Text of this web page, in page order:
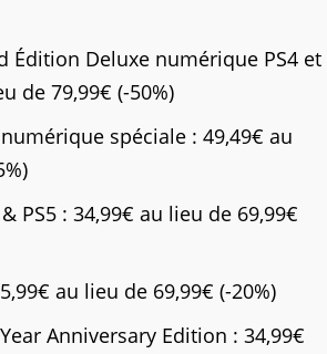
Édition Deluxe numérique PS4 et
de 79,99€ (-50%)
spéciale : 49,49€ au
PS5 : 34,99€ au lieu de 69,99€
au lieu de 69,99€ (-20%)
Anniversary Edition : 34,99€